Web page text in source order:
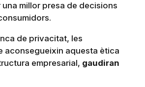
millor presa de decisions
de privacitat, les
aconsegueixin aquesta ètica
empresarial, gaudiran